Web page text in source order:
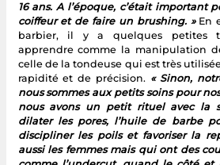
16 ans. A l’époque, c’était important
coiffeur et de faire un brushing. »En
barbier, il y a quelques petites
apprendre comme la manipulation
celle de la tondeuse qui est très
rapidité et de précision. « Sinon,
nous sommes aux petits soins pour
nous avons un petit rituel avec la
dilater les pores, l’huile de barbe
discipliner les poils et favoriser la
aussi les femmes mais qui ont des